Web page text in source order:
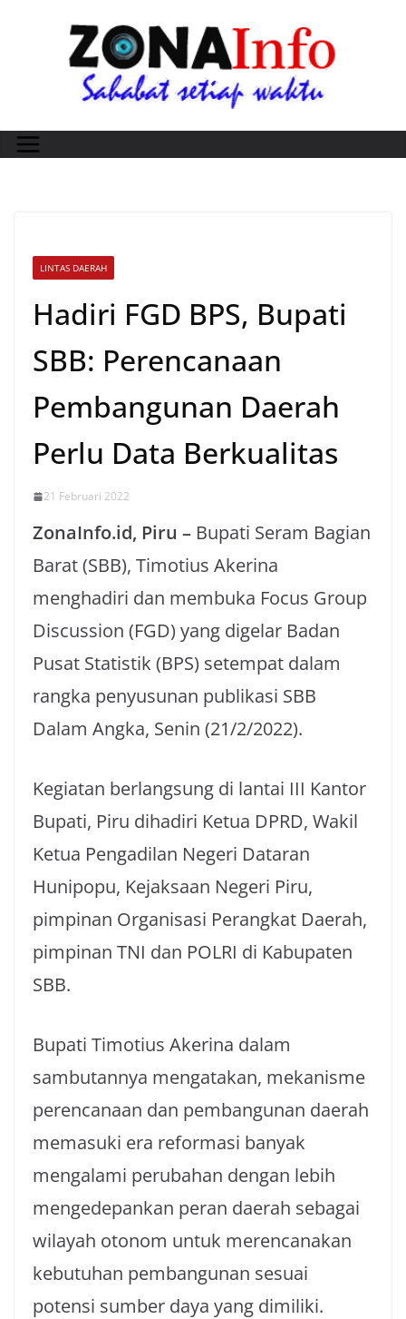
LINTAS DAERAH
Hadiri FGD BPS, Bupati
SBB: Perencanaan
Pembangunan Daerah
Perlu Data Berkualitas
21 Februari 2022
ZonaInfo.id, Piru – Bupati Seram Bagian
Barat (SBB), Timotius Akerina
menghadiri dan membuka Focus Group
Discussion (FGD) yang digelar Badan
Pusat Statistik (BPS) setempat dalam
rangka penyusunan publikasi SBB
Dalam Angka, Senin (21/2/2022).
Kegiatan berlangsung di lantai III Kantor
Bupati, Piru dihadiri Ketua DPRD, Wakil
Ketua Pengadilan Negeri Dataran
Hunipopu, Kejaksaan Negeri Piru,
pimpinan Organisasi Perangkat Daerah,
pimpinan TNI dan POLRI di Kabupaten
SBB.
Bupati Timotius Akerina dalam
sambutannya mengatakan, mekanisme
perencanaan dan pembangunan daerah
memasuki era reformasi banyak
mengalami perubahan dengan lebih
mengedepankan peran daerah sebagai
wilayah otonom untuk merencanakan
kebutuhan pembangunan sesuai
potensi sumber daya yang dimiliki.